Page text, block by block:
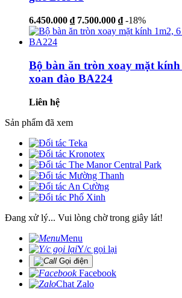
6.450.000 ₫ 7.500.000 ₫ -18%
Bộ bàn ăn tròn xoay mặt kính
xoan đào BA224
Liên hệ
Sản phẩm đã xem
Đang xử lý... Vui lòng chờ trong giây lát!
Menu
Y/c gọi lại
Gọi điện
Facebook
Chat Zalo